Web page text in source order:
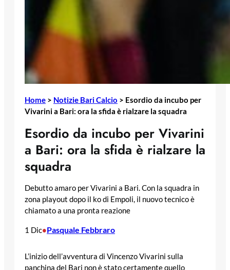
Home > Notizie Bari Calcio > Esordio da incubo per
Vivarini a Bari: ora la sfida è rialzare la squadra
Esordio da incubo per Vivarini
a Bari: ora la sfida è rialzare la
squadra
Debutto amaro per Vivarini a Bari. Con la squadra in
zona playout dopo il ko di Empoli, il nuovo tecnico è
chiamato a una pronta reazione
1 Dic•Pasquale Febbraro
L’inizio dell’avventura di Vincenzo Vivarini sulla
panchina del Bari non è stato certamente quello